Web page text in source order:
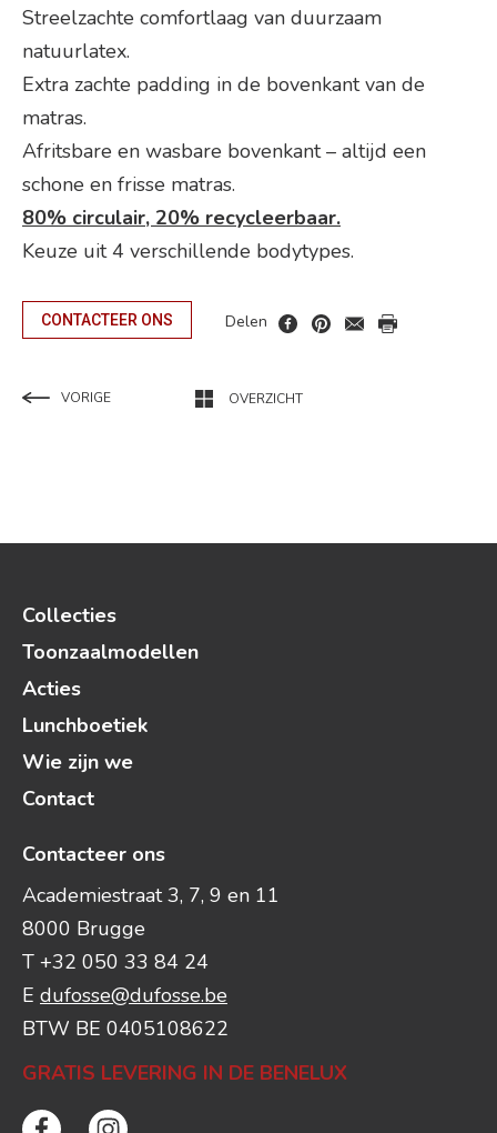
Streelzachte comfortlaag van duurzaam
natuurlatex.
Extra zachte padding in de bovenkant van de
matras.
Afritsbare en wasbare bovenkant – altijd een
schone en frisse matras.
80% circulair, 20% recycleerbaar.
Keuze uit 4 verschillende bodytypes.
CONTACTEER ONS Delen
VORIGE OVERZICHT
Collecties
Toonzaalmodellen
Acties
Lunchboetiek
Wie zijn we
Contact
Contacteer ons
Academiestraat 3, 7, 9 en 11
8000 Brugge
T +32 050 33 84 24
E dufosse@dufosse.be
BTW BE 0405108622
GRATIS LEVERING IN DE BENELUX